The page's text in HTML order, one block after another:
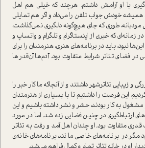
با او آرامش داشتم. هرچند که خیلی هم اهل
همیشه خودش جواب تلفن را می‌داد و اگر هم تمایلی
طوری که جای هیچ‌گونه دلگیری نمی‌گذاشت،
زمانه‌ای که خبری از اینستاگرام و تلگرام و واتساپ و
نبود، باید در برنامه‌های هنری، هنرمندان را برای
در فضای تئاتر شرایط متفاوت بود. آدم‌‌ها آن‌قدرها
و زیبایی تئاتر‌شهر داشتند و از آنجاکه ما کار خبر را
این فرصت را داشتیم تا با بسیاری از هنرمندان
به کار بودند، حشر و نشر داشته باشیم و این
ارتباط‌گیری در چنین فضایی زده شد. اما در مورد
متفاوت بود. او چندان اهل آمد‌ و رفت به تئاتر
مگر در برنامه‌های خاصی مانند برنامه‌های خانه‌ی